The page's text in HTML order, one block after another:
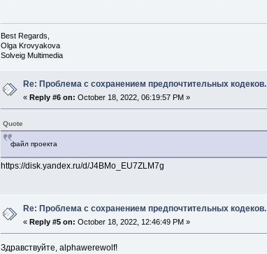
Best Regards,
Olga Krovyakova
Solveig Multimedia
Re: Проблема с сохранением предпочтительных кодеков.
«Reply #6 on: October 18, 2022, 06:19:57 PM »
Quote
файл проекта
https://disk.yandex.ru/d/J4BMo_EU7ZLM7g
Re: Проблема с сохранением предпочтительных кодеков.
« Reply #5 on: October 18, 2022, 12:46:49 PM »
Здравствуйте, alphawerewolf!